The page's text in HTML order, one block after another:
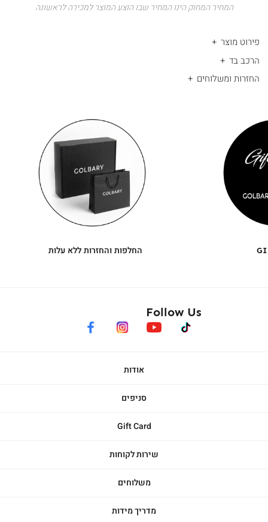
המחיר המחוק הינו המחיר שבו הוצע המוצר למכירה לראשונה
פירוט מוצר
הרכב בד
החזרות ומשלוחים
תומך
מכירה
עיגולים
(4)
החלפות והחזרות ללא עלות
אודות
סניפים
Gift Card
שירות לקוחות
משלוחים
מדריך מידות
Follow Us
facebook instagram youtube tiktok